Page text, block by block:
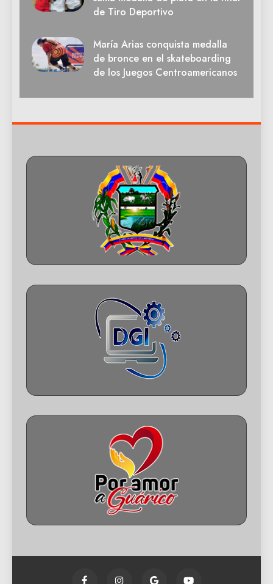
de Tiro Deportivo
María Arias conquista medalla
de bronce en el skateboarding
de los Juegos Centroamericanos